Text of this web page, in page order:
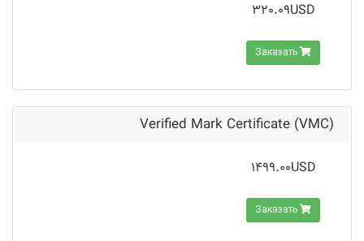
320.09USD
Заказать
Verified Mark Certificate (VMC)
1499.00USD
Заказать